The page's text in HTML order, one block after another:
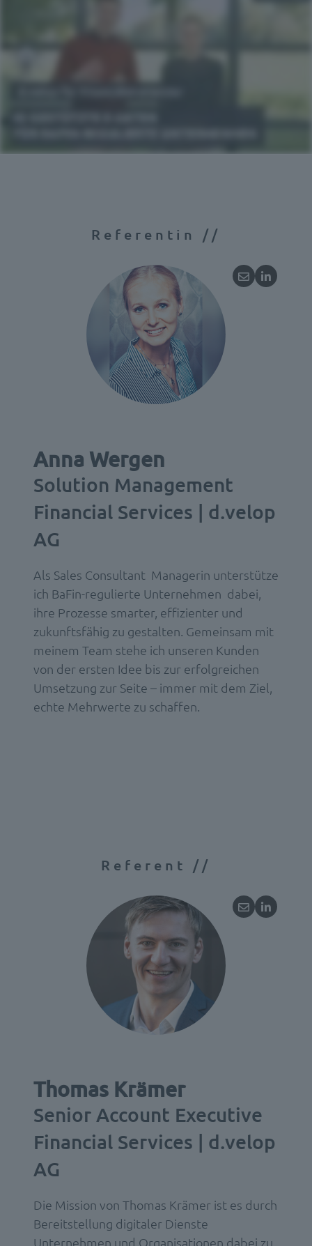
Referentin //
Anna Wergen
Solution Management
Financial Services | d.velop
AG
Als Sales Consultant Managerin unterstütze
ich BaFin-regulierte Unternehmen dabei,
ihre Prozesse smarter, effizienter und
zukunftsfähig zu gestalten. Gemeinsam mit
meinem Team stehe ich unseren Kunden
von der ersten Idee bis zur erfolgreichen
Umsetzung zur Seite – immer mit dem Ziel,
echte Mehrwerte zu schaffen.
Referent //
Thomas Krämer
Senior Account Executive
Financial Services | d.velop
AG
Die Mission von Thomas Krämer ist es durch
Bereitstellung digitaler Dienste
Unternehmen und Organisationen dabei zu